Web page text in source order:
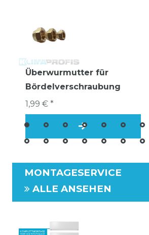
Überwurmutter für
Bördelverschraubung
1,99 € *
MONTAGESERVICE
ALLE ANSEHEN